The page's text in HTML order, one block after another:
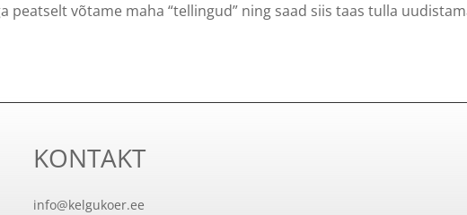
peatselt võtame maha “tellingud” ning saad siis taas tulla
KONTAKT
info@kelgukoer.ee